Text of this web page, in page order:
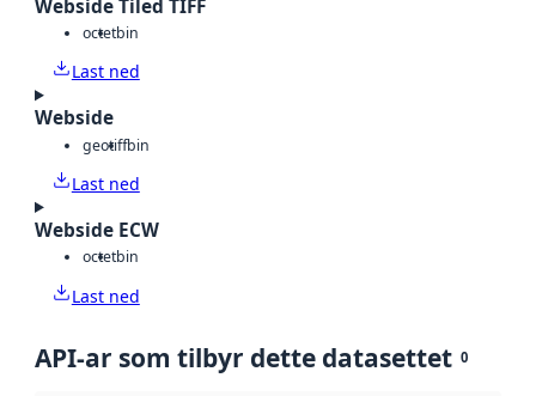
Webside Tiled TIFF
octetbin
Last ned
Webside
geotiffbin
Last ned
Webside ECW
octetbin
Last ned
API-ar som tilbyr dette datasettet 0